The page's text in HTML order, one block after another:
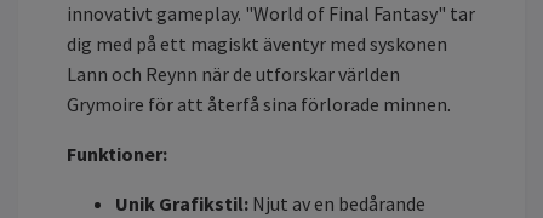
innovativt gameplay. "World of Final Fantasy" tar
dig med på ett magiskt äventyr med syskonen
Lann och Reynn när de utforskar världen
Grymoire för att återfå sina förlorade minnen.
Funktioner:
Unik Grafikstil: Njut av en bedårande